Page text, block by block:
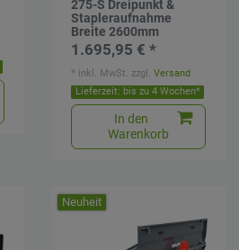
275-S Dreipunkt &
Stapleraufnahme
Breite 2600mm
1.695,95 € *
Lieferzeit: bis zu 4 Wochen*
In den
Warenkorb
* inkl. MwSt. zzgl.Versand
Neuheit